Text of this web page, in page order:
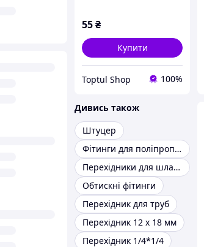
55₴
Купити
Toptul Shop 100%
Дивись також
Штуцер
Фітинги для поліпропіленових труб
Перехідники для шлангів
Обтискні фітинги
Перехідник для труб
Перехідник 12 х 18 мм
Перехідник 1/4*1/4